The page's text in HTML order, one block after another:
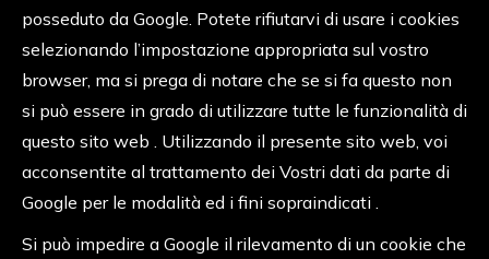
posseduto da Google. Potete rifiutarvi di usare i cookies
selezionando l’impostazione appropriata sul vostro
browser, ma si prega di notare che se si fa questo non
si può essere in grado di utilizzare tutte le funzionalità di
questo sito web . Utilizzando il presente sito web, voi
acconsentite al trattamento dei Vostri dati da parte di
Google per le modalità ed i fini sopraindicati .
Si può impedire a Google il rilevamento di un cookie che